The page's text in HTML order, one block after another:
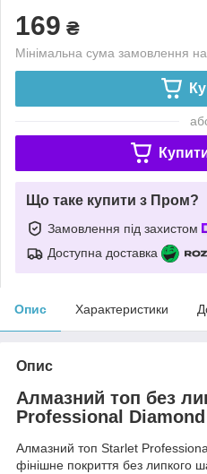
169 ₴
Мінімальна сума замовлення
Що таке купити з Пром?
Замовлення під захистом
Доступна доставка
Опис Характеристики
Опис
Алмазний топ без
Professional
Алмазний топ Starlet
фінішне покриття без липкого